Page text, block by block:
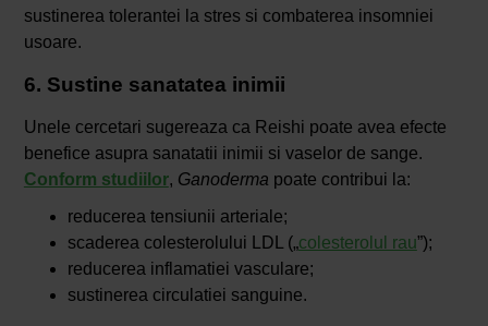
sustinerea tolerantei la stres si combaterea insomniei
usoare.
6. Sustine sanatatea inimii
Unele cercetari sugereaza ca Reishi poate avea efecte
benefice asupra sanatatii inimii si vaselor de sange.
Conform studiilor, Ganoderma poate contribui la:
reducerea tensiunii arteriale;
scaderea colesterolului LDL („colesterolul rau”);
reducerea inflamatiei vasculare;
sustinerea circulatiei sanguine.